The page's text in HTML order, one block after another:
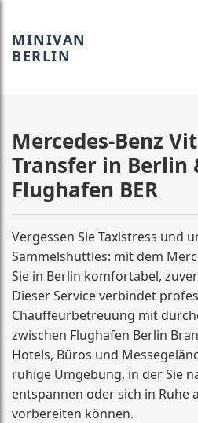
MINIVAN
BERLIN
Mercedes-Benz
Transfer in Berlin
Flughafen BER
Vergessen Sie Taxistress und
Sammelshuttles: mit dem
Sie in Berlin komfortabel,
Dieser Service verbindet
Chauffeurbetreuung mit
zwischen Flughafen Berlin
Hotels, Büros und
ruhige Umgebung, in der Sie
entspannen oder sich in Ruhe
vorbereiten können.